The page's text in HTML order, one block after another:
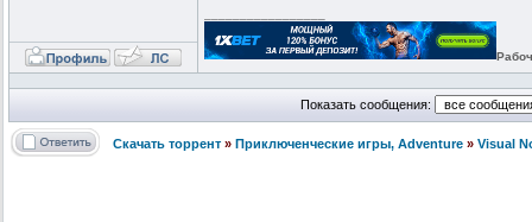
Показать сообщения:
Скачать торрент » Приключенческие игры, Adventure » Visual